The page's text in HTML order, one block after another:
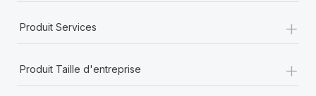
Produit Services +
Produit Taille d'entreprise +